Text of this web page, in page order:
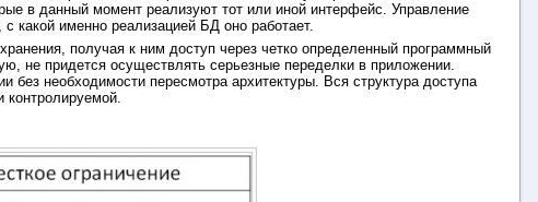
в данный момент реализуют тот или иной интерфейс. Управление
какой именно реализацией БД оно работает.
получая к ним доступ через четко определенный программный
не придется осуществлять серьезные переделки в приложении.
необходимости пересмотра архитектуры. Вся структура доступа